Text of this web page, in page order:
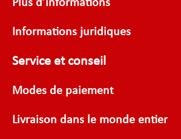
Plus d’informations
Informations juridiques
Service et conseil
Modes de paiement
Livraison dans le monde entier